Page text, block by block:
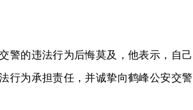
警的违法行为后悔莫及，他表示，自己
行为承担责任，并诚挚向鹤峰公安交警